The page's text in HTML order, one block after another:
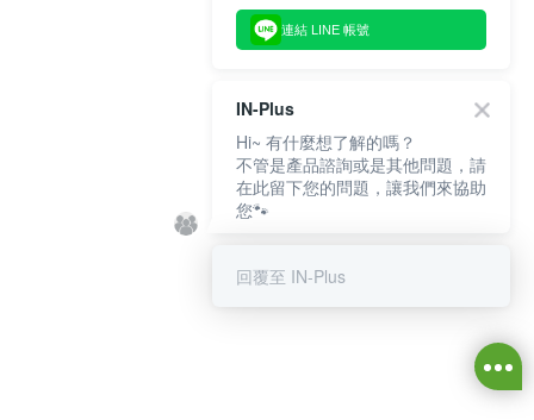
連結 LINE 帳號
IN-Plus
Hi~ 有什麼想了解的嗎？
不管是產品諮詢或是其他問題，請
在此留下您的問題，讓我們來協助
您🐾
回覆至 IN-Plus